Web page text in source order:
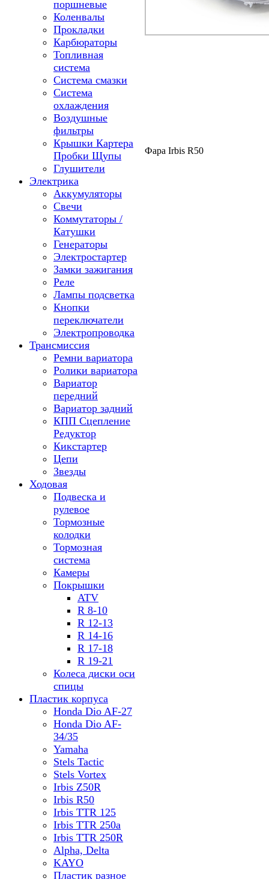
поршневые
Коленвалы
Прокладки
Карбюраторы
Топливная
система
Система смазки
Система
охлаждения
Воздушные
фильтры
Крышки Картера
Пробки Щупы
Глушители
Электрика
Аккумуляторы
Свечи
Коммутаторы /
Катушки
Генераторы
Электростартер
Замки зажигания
Реле
Лампы подсветка
Кнопки
переключатели
Электропроводка
Трансмиссия
Ремни вариатора
Ролики вариатора
Вариатор
передний
Вариатор задний
КПП Сцепление
Редуктор
Кикстартер
Цепи
Звезды
Ходовая
Подвеска и
рулевое
Тормозные
колодки
Тормозная
система
Камеры
Покрышки
ATV
R 8-10
R 12-13
R 14-16
R 17-18
R 19-21
Колеса диски оси
спицы
Пластик корпуса
Honda Dio AF-27
Honda Dio AF-
34/35
Yamaha
Stels Tactic
Stels Vortex
Irbis Z50R
Irbis R50
Irbis TTR 125
Irbis TTR 250a
Irbis TTR 250R
Alpha, Delta
KAYO
Пластик разное
Фара Irbis R50